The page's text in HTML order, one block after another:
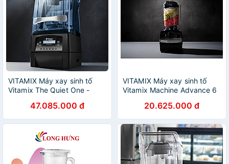
VITAMIX Máy xay sinh tố
Vitamix The Quiet One -
47.085.000 đ
VITAMIX Máy xay sinh tố
Vitamix Machine Advance 6
20.625.000 đ